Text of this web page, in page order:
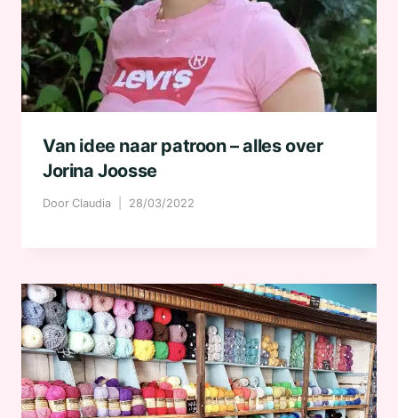
Van idee naar patroon – alles over
Jorina Joosse
Door Claudia 28/03/2022